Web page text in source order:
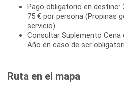
Pago obligatorio en destino:
75 € por persona (Propinas
servicio)
Consultar Suplemento Cena
Año en caso de ser
Ruta en el mapa